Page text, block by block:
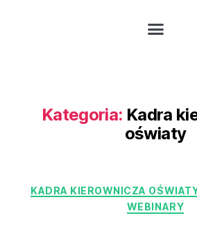
Kategoria: Kadra
oświaty
KADRA KIEROWNICZA
WEBINARY